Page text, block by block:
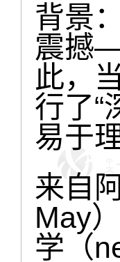
背景
震撼
此，
行了“
易于
来自
May
学（